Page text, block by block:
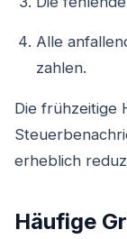
Alle
zahlen.
Die frühzeitige
erheblich
Häufige